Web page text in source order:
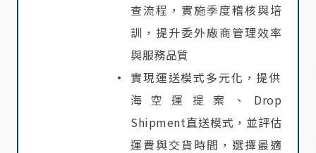
查流程，實施季度稽核與培
訓，提升委外廠商管理效率
與服務品質
實現運送模式多元化，提供
海空運提案、Drop
Shipment直送模式，並評估
運費與交貨時間，選擇最適